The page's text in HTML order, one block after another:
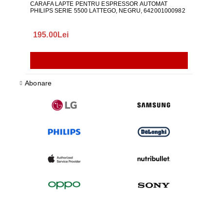
CARAFA LAPTE PENTRU ESPRESSOR AUTOMAT
PHILIPS SERIE 5500 LATTEGO, NEGRU, 642001000982
195.00Lei
Abonare